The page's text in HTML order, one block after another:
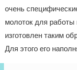
очень
молоток для
изготовлен таким
Для этого его